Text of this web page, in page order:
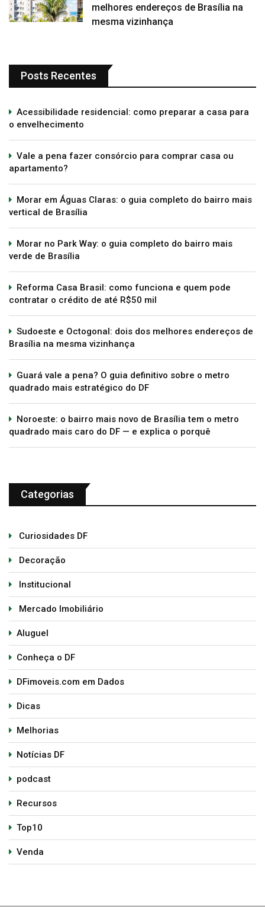
melhores endereços de Brasília na
mesma vizinhança
Posts Recentes
Acessibilidade residencial: como preparar a casa para
o envelhecimento
Vale a pena fazer consórcio para comprar casa ou
apartamento?
Morar em Águas Claras: o guia completo do bairro mais
vertical de Brasília
Morar no Park Way: o guia completo do bairro mais
verde de Brasília
Reforma Casa Brasil: como funciona e quem pode
contratar o crédito de até R$50 mil
Sudoeste e Octogonal: dois dos melhores endereços de
Brasília na mesma vizinhança
Guará vale a pena? O guia definitivo sobre o metro
quadrado mais estratégico do DF
Noroeste: o bairro mais novo de Brasília tem o metro
quadrado mais caro do DF — e explica o porquê
Categorias
Curiosidades DF
Decoração
Institucional
Mercado Imobiliário
Aluguel
Conheça o DF
DFimoveis.com em Dados
Dicas
Melhorias
Notícias DF
podcast
Recursos
Top10
Venda